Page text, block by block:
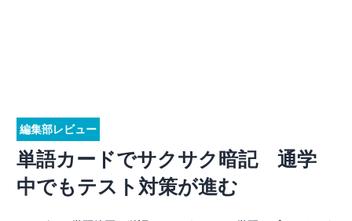
編集部レビュー
単語カードでサクサク暗記 通学
中でもテスト対策が進む